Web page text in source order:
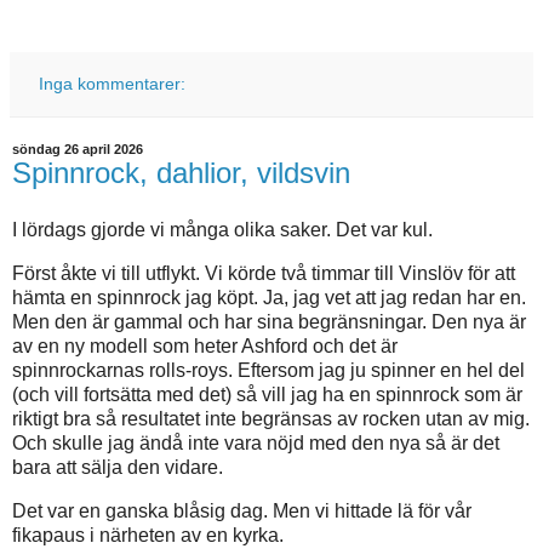
Inga kommentarer:
söndag 26 april 2026
Spinnrock, dahlior, vildsvin
I lördags gjorde vi många olika saker. Det var kul.
Först åkte vi till utflykt. Vi körde två timmar till Vinslöv för att
hämta en spinnrock jag köpt. Ja, jag vet att jag redan har en.
Men den är gammal och har sina begränsningar. Den nya är
av en ny modell som heter Ashford och det är
spinnrockarnas rolls-roys. Eftersom jag ju spinner en hel del
(och vill fortsätta med det) så vill jag ha en spinnrock som är
riktigt bra så resultatet inte begränsas av rocken utan av mig.
Och skulle jag ändå inte vara nöjd med den nya så är det
bara att sälja den vidare.
Det var en ganska blåsig dag. Men vi hittade lä för vår
fikapaus i närheten av en kyrka.